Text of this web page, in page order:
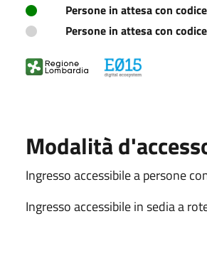
Persone in attesa con
Persone in attesa con
Modalità
Ingresso accessibile a persone
Ingresso accessibile in sedia a